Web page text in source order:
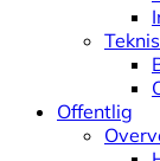
Offentlig